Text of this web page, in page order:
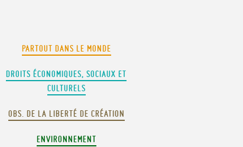
PARTOUT DANS LE MONDE
DROITS ÉCONOMIQUES, SOCIAUX ET
CULTURELS
OBS. DE LA LIBERTÉ DE CRÉATION
ENVIRONNEMENT